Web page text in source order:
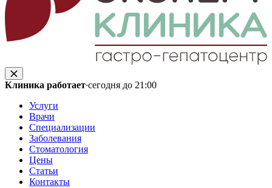
Клиника работает·сегодня до 21:00
Услуги
Врачи
Специализации
Заболевания
Стоматология
Цены
Статьи
Контакты